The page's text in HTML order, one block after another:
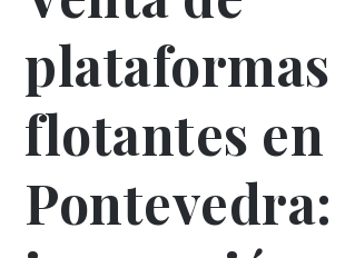
plataformas
flotantes en
Pontevedra: